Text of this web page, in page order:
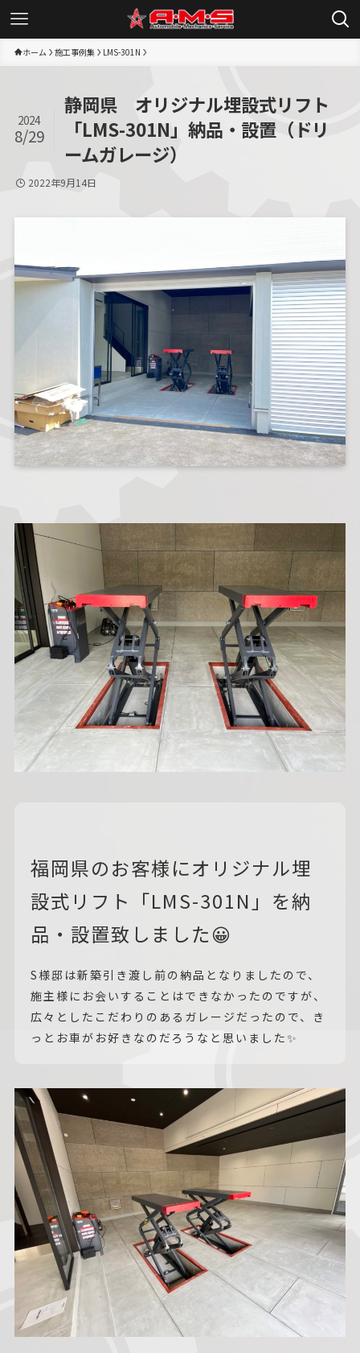
ホーム 施工事例集 LMS-301N
静岡県 オリジナル埋設式リフト
「LMS-301N」納品・設置（ドリ
ームガレージ）
2024
8/29
2022年9月14日
福岡県のお客様にオリジナル埋
設式リフト「LMS-301N」を納
品・設置致しました😀
S様邸は新築引き渡し前の納品となりましたので、
施主様にお会いすることはできなかったのですが、
広々としたこだわりのあるガレージだったので、き
っとお車がお好きなのだろうなと思いました✨